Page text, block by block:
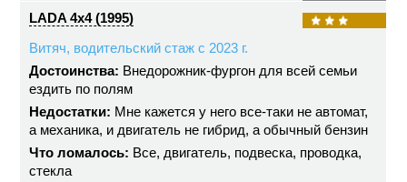
LADA 4x4 (1995)
Витяч, водительский стаж с 2023 г.
Достоинства: Внедорожник-фургон для всей семьи
ездить по полям
Недостатки: Мне кажется у него все-таки не автомат,
а механика, и двигатель не гибрид, а обычный бензин
Что ломалось: Все, двигатель, подвеска, проводка,
стекла